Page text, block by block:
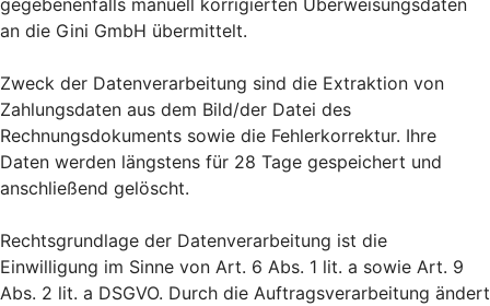
gegebenenfalls manuell korrigierten Überweisungsdaten
an die Gini GmbH übermittelt.
Zweck der Datenverarbeitung sind die Extraktion von
Zahlungsdaten aus dem Bild/der Datei des
Rechnungsdokuments sowie die Fehlerkorrektur. Ihre
Daten werden längstens für 28 Tage gespeichert und
anschließend gelöscht.
Rechtsgrundlage der Datenverarbeitung ist die
Einwilligung im Sinne von Art. 6 Abs. 1 lit. a sowie Art. 9
Abs. 2 lit. a DSGVO. Durch die Auftragsverarbeitung ändert